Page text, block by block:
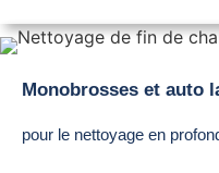
Monobrosses et auto
pour le nettoyage en